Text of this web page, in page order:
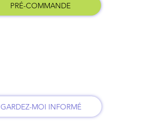
PRÉ-COMMANDE
GARDEZ-MOI INFORMÉ